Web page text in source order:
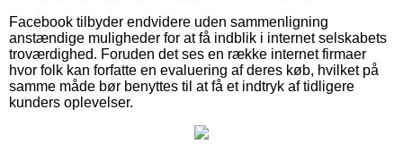
Facebook tilbyder endvidere uden sammenligning
anstændige muligheder for at få indblik i internet selskabets
troværdighed. Foruden det ses en række internet firmaer
hvor folk kan forfatte en evaluering af deres køb, hvilket på
samme måde bør benyttes til at få et indtryk af tidligere
kunders oplevelser.